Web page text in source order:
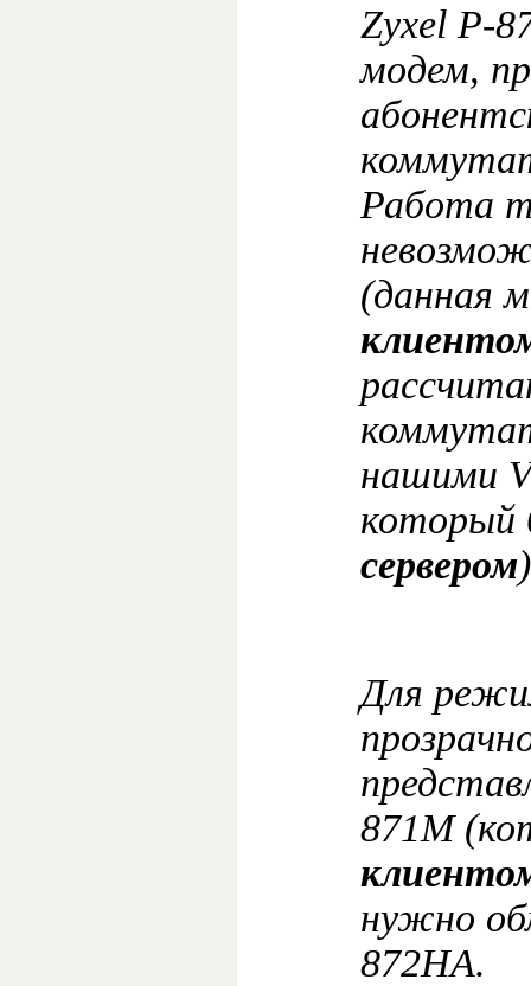
Zyxel P-
модем,
Работа
(данная
нашими
который
сервером
Для
871M
нужно
872HA.